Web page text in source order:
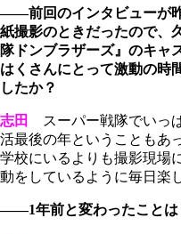
――前回のインタビューが
紙撮影のときだったので、
隊ドンブラザーズ』のキャ
はくさんにとって激動の時
したか？
志田
スーパー戦隊でいっ
活最後の年ということもあ
学校にいるよりも撮影現場
動をしているように毎日楽
――1年前と変わったことは